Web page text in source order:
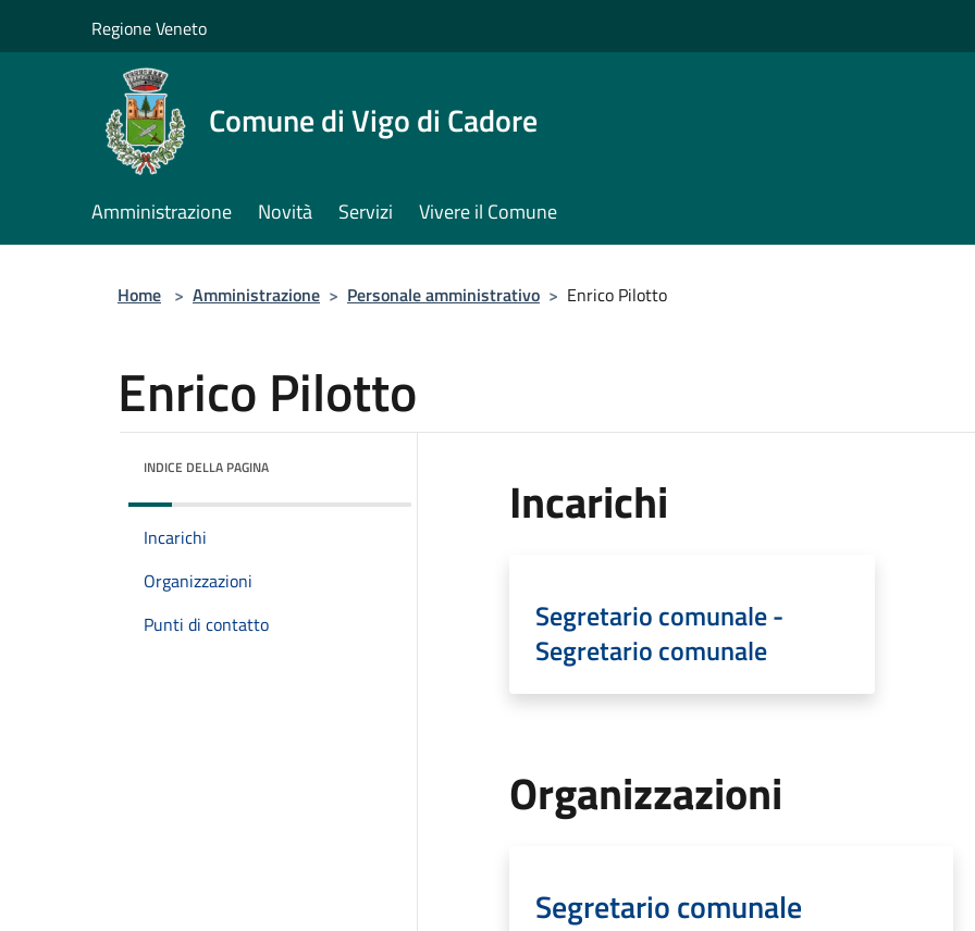
Regione Veneto
Comune di Vigo di Cadore
Amministrazione Novità Servizi Vivere il Comune
Home > Amministrazione > Personale amministrativo > Enrico Pilotto
Enrico Pilotto
INDICE DELLA PAGINA
Incarichi
Organizzazioni
Punti di contatto
Incarichi
Segretario comunale -
Segretario comunale
Organizzazioni
Segretario comunale